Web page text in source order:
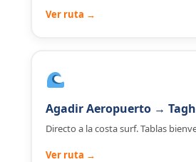
Ver ruta →
Agadir Aeropuerto →
Directo a la costa surf. Tablas
Ver ruta →